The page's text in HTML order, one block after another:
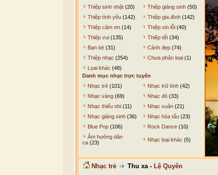
Thiệp sinh nhật (20) Thiệp giáng sinh (50)
Thiệp tình yêu (142) Thiệp gia đình (142)
Thiệp cảm ơn (14) Thiệp xin lỗi (40)
Thiệp vui (135) Thiệp tết (34)
Bạn bè (31) Cảnh đẹp (74)
Thiệp nhạc (254) Chưa phân loại (1)
Lọai khác (48)
Danh mục nhạc trực tuyến
Nhạc trẻ (101) Nhạc trữ tình (42)
Nhạc vàng (69) Nhạc đỏ (33)
Nhạc thiếu nhi (11) Nhạc xuân (21)
Nhạc giáng sinh (36) Nhạc hòa tấu (23)
Blue Pop (106) Rock Dance (10)
Âm hưởng dân
ca (23) Nhạc loại khác (5)
Nhạc trẻ Thu xa - Lệ Quyên